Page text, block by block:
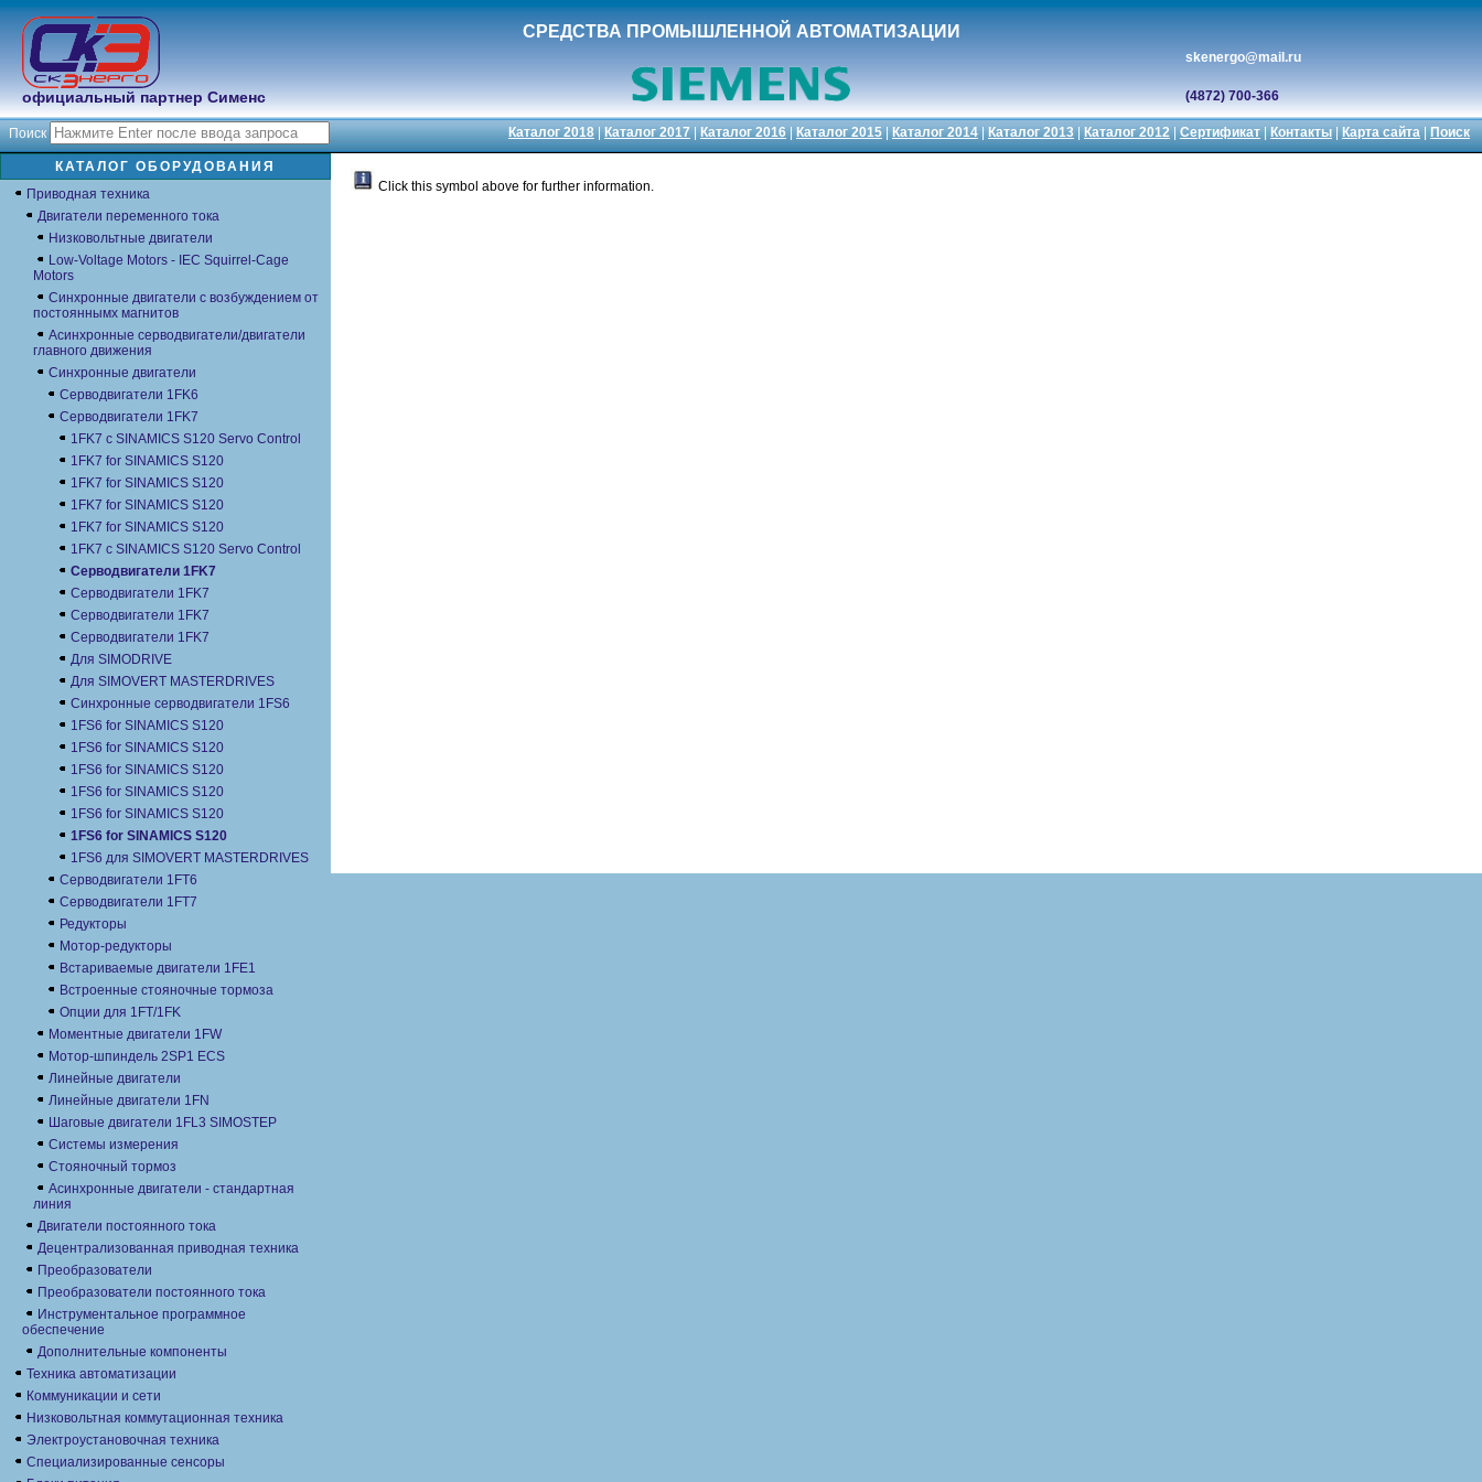
СРЕДСТВА ПРОМЫШЛЕННОЙ АВТОМАТИЗАЦИИ
официальный партнер Сименс (4872) 700-366
skenergo@mail.ru
Поиск Каталог 2018|Каталог 2017|Каталог 2016|Каталог 2015|Каталог 2014|Каталог 2013|Каталог 2012|Сертификат|Контакты|Карта сайта|Поиск
Click this symbol above for further information.
КАТАЛОГ ОБОРУДОВАНИЯ
Приводная техника
Двигатели переменного тока
Низковольтные двигатели
Low-Voltage Motors - IEC Squirrel-Cage
Motors
Синхронные двигатели с возбуждением от
постояннымх магнитов
Асинхронные серводвигатели/двигатели
главного движения
Синхронные двигатели
Серводвигатели 1FK6
Серводвигатели 1FK7
1FK7 с SINAMICS S120 Servo Control
1FK7 for SINAMICS S120
1FK7 for SINAMICS S120
1FK7 for SINAMICS S120
1FK7 for SINAMICS S120
1FK7 с SINAMICS S120 Servo Control
Серводвигатели 1FK7
Серводвигатели 1FK7
Серводвигатели 1FK7
Серводвигатели 1FK7
Для SIMODRIVE
Для SIMOVERT MASTERDRIVES
Синхронные серводвигатели 1FS6
1FS6 for SINAMICS S120
1FS6 for SINAMICS S120
1FS6 for SINAMICS S120
1FS6 for SINAMICS S120
1FS6 for SINAMICS S120
1FS6 for SINAMICS S120
1FS6 для SIMOVERT MASTERDRIVES
Серводвигатели 1FT6
Серводвигатели 1FT7
Редукторы
Мотор-редукторы
Встариваемые двигатели 1FE1
Встроенные стояночные тормоза
Опции для 1FT/1FK
Моментные двигатели 1FW
Мотор-шпиндель 2SP1 ECS
Линейные двигатели
Линейные двигатели 1FN
Шаговые двигатели 1FL3 SIMOSTEP
Системы измерения
Стояночный тормоз
Асинхронные двигатели - стандартная
линия
Двигатели постоянного тока
Децентрализованная приводная техника
Преобразователи
Преобразователи постоянного тока
Инструментальное программное
обеспечение
Дополнительные компоненты
Техника автоматизации
Коммуникации и сети
Низковольтная коммутационная техника
Электроустановочная техника
Специализированные сенсоры